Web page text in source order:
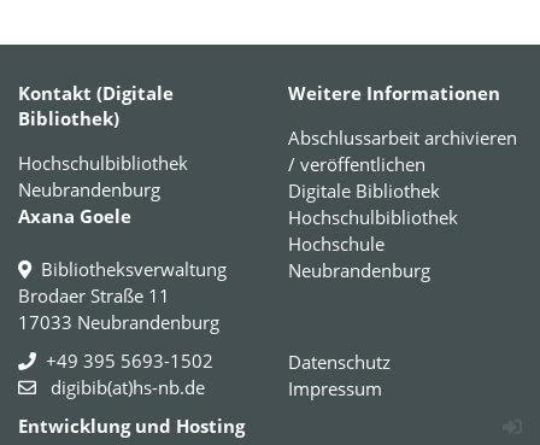
Kontakt (Digitale
Bibliothek)
Hochschulbibliothek
Neubrandenburg
Axana Goele
Bibliotheksverwaltung
Brodaer Straße 11
17033 Neubrandenburg
+49 395 5693-1502
digibib(at)hs-nb.de
Weitere Informationen
Abschlussarbeit archivieren
/ veröffentlichen
Digitale Bibliothek
Hochschulbibliothek
Hochschule
Neubrandenburg
Datenschutz
Impressum
Entwicklung und Hosting